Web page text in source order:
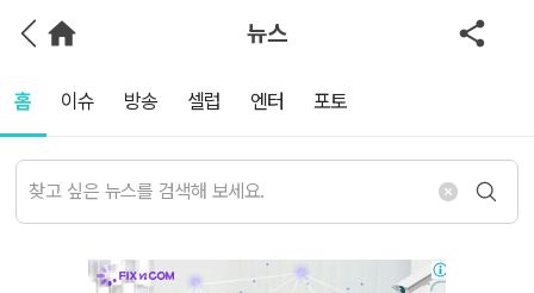
뉴스
홈 이슈 방송 셀럽 엔터 포토